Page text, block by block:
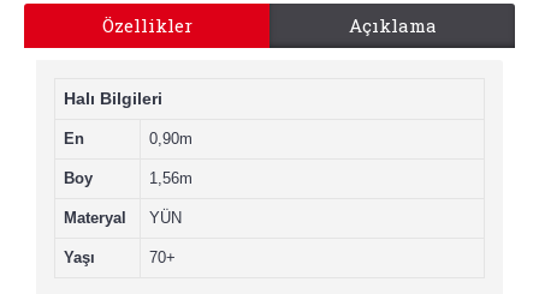
Özellikler Açıklama
Halı Bilgileri
En 0,90m
Boy 1,56m
Materyal YÜN
Yaşı 70+